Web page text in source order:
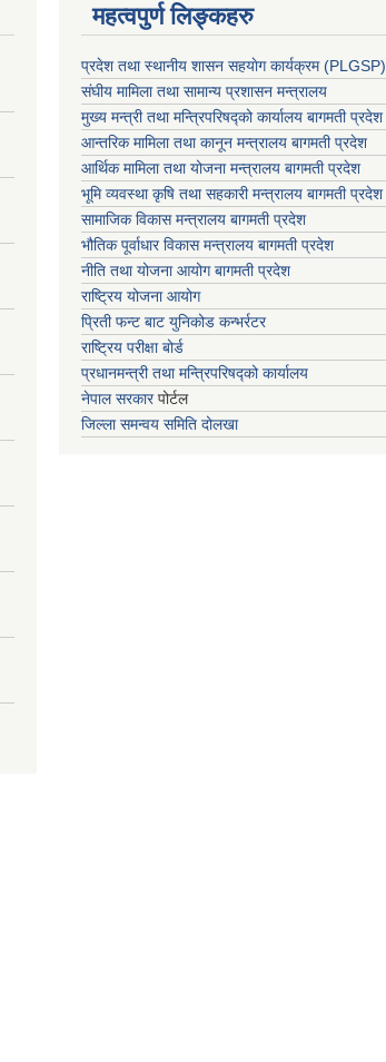
महत्वपुर्ण लिङ्कहरु
प्रदेश तथा स्थानीय शासन सहयाेग कार्यक्रम (PLGSP)
संघीय मामिला तथा सामान्य प्रशासन मन्त्रालय
मुख्य मन्त्री तथा मन्त्रिपरिषद्को कार्यालय बागमती प्रदेश
आन्तरिक मामिला तथा कानून मन्त्रालय बागमती प्रदेश
आर्थिक मामिला तथा योजना मन्त्रालय बागमती प्रदेश
भूमि व्यवस्था कृषि तथा सहकारी मन्त्रालय बागमती प्रदेश
सामाजिक विकास मन्त्रालय बागमती प्रदेश
भौतिक पूर्वाधार विकास मन्त्रालय बागमती प्रदेश
नीति तथा योजना आयोग बागमती प्रदेश
राष्ट्रिय योजना आयोग
प्रिती फन्ट बाट युनिकोड कन्भर्रटर
राष्ट्रिय परीक्षा बोर्ड
प्रधानमन्त्री तथा मन्त्रिपरिषद्को कार्यालय
नेपाल सरकारपोर्टल
जिल्ला समन्वय समिति दोलखा